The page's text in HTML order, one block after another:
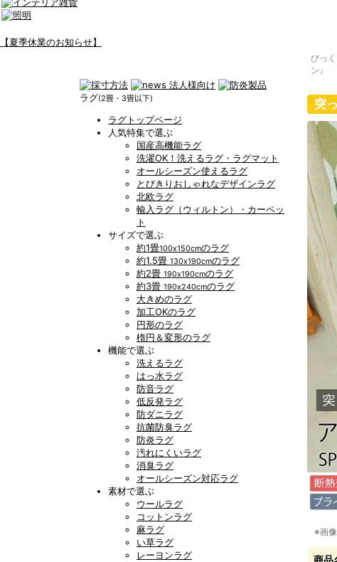
【夏季休業のお知らせ】
ラグ(2畳・3畳以下)
ラグトップページ
人気特集で選ぶ
国産高機能ラグ
洗濯OK！洗えるラグ・ラグマット
オールシーズン使えるラグ
とびきりおしゃれなデザインラグ
北欧ラグ
輸入ラグ（ウィルトン）・カーペッ
ト
サイズで選ぶ
約1畳100x150cmのラグ
約1.5畳 130x190cmのラグ
約2畳 190x190cmのラグ
約3畳 190x240cmのラグ
大きめのラグ
加工OKのラグ
円形のラグ
楕円＆変形のラグ
機能で選ぶ
洗えるラグ
はっ水ラグ
防音ラグ
低反発ラグ
防ダニラグ
抗菌防臭ラグ
防炎ラグ
汚れにくいラグ
消臭ラグ
オールシーズン対応ラグ
素材で選ぶ
ウールラグ
コットンラグ
麻ラグ
い草ラグ
レーヨンラグ
びっ
ン』
突
※画
商品